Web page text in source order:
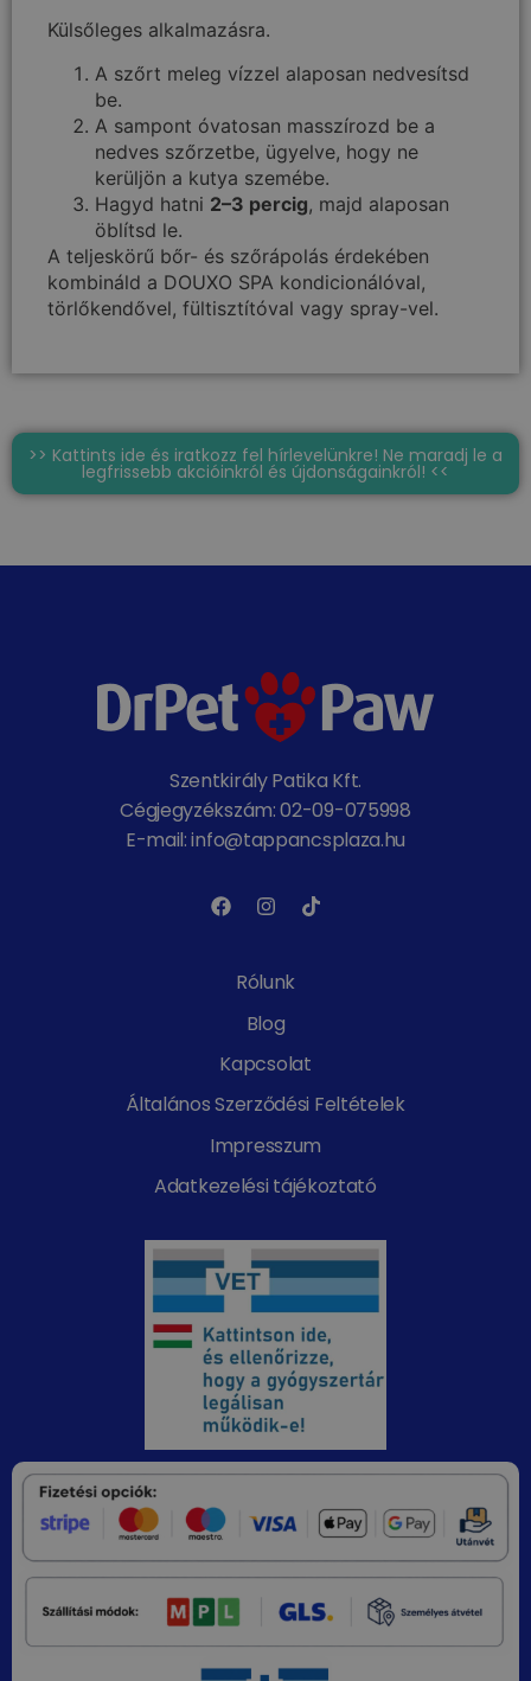
Külsőleges alkalmazásra.
A szőrt meleg vízzel alaposan nedvesítsd
be.
A sampont óvatosan masszírozd be a
nedves szőrzetbe, ügyelve, hogy ne
kerüljön a kutya szemébe.
Hagyd hatni 2–3 percig, majd alaposan
öblítsd le.
A teljeskörű bőr- és szőrápolás érdekében
kombináld a DOUXO SPA kondicionálóval,
törlőkendővel, fültisztítóval vagy spray-vel.
>> Kattints ide és iratkozz fel hírlevelünkre! Ne maradj le a
legfrissebb akcióinkról és újdonságainkról! <<
Szentkirály Patika Kft.
Cégjegyzékszám: 02-09-075998
E-mail: info@tappancsplaza.hu
Rólunk
Blog
Kapcsolat
Általános Szerződési Feltételek
Impresszum
Adatkezelési tájékoztató